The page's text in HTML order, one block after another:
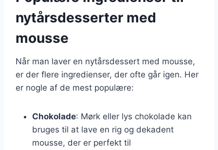
nytårsdesserter med
mousse
Når man laver en nytårsdessert med mousse,
er der flere ingredienser, der ofte går igen. Her
er nogle af de mest populære:
Chokolade: Mørk eller lys chokolade kan
bruges til at lave en rig og dekadent
mousse, der er perfekt til